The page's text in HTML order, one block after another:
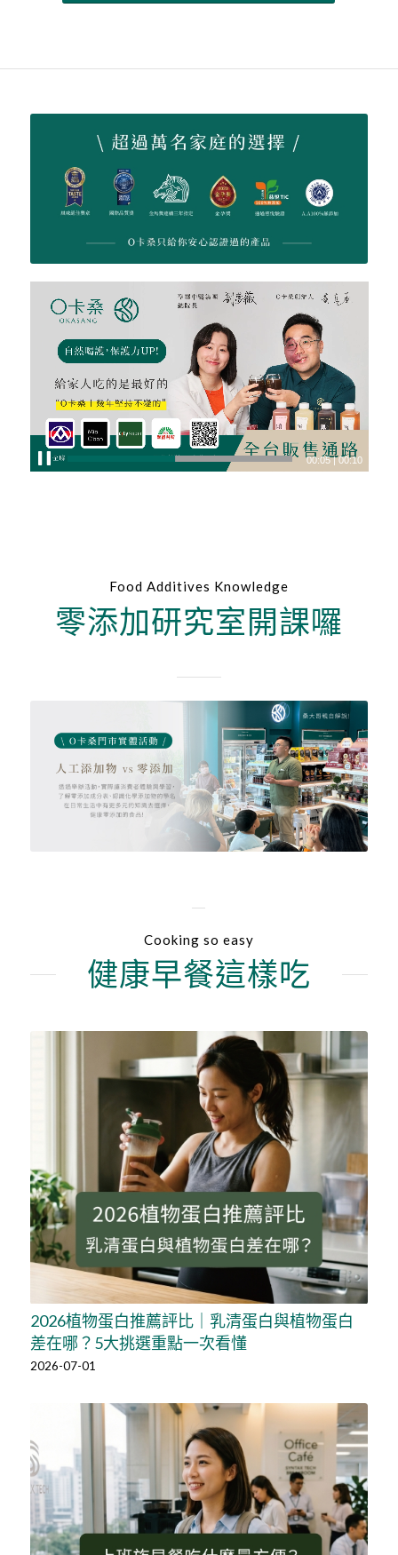
00:06|00:10
Food Additives Knowledge
零添加研究室開課囉
Cooking so easy
健康早餐這樣吃
2026植物蛋白推薦評比｜乳清蛋白與植物蛋白
差在哪？5大挑選重點一次看懂
2026-07-01